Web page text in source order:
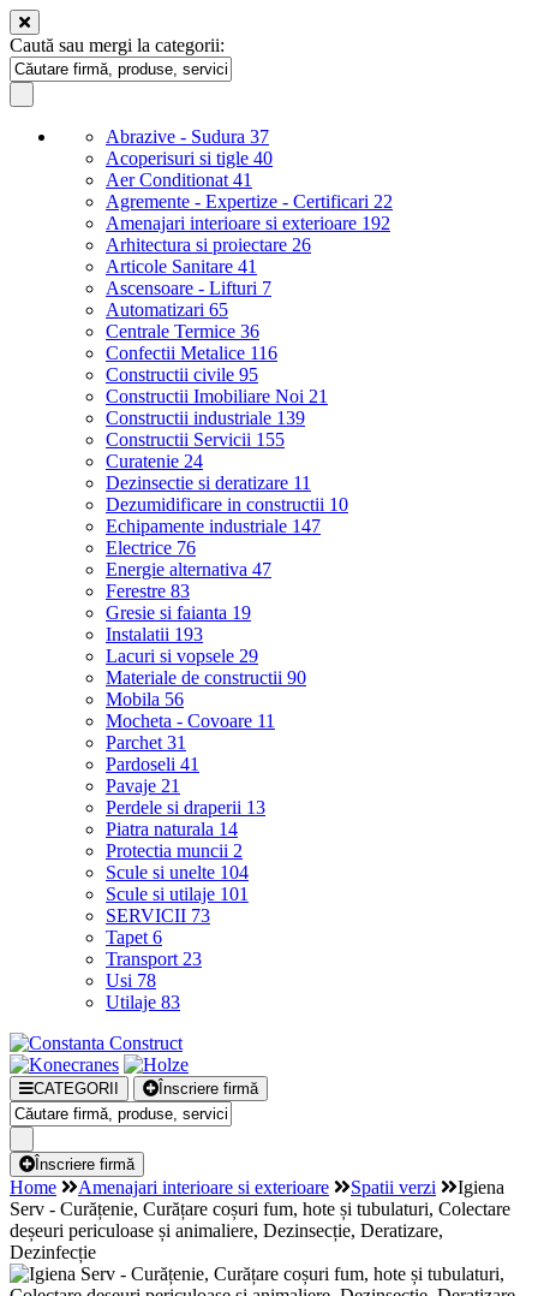
Caută sau mergi la categorii:
Abrazive - Sudura 37
Acoperisuri si tigle 40
Aer Conditionat 41
Agremente - Expertize - Certificari 22
Amenajari interioare si exterioare 192
Arhitectura si proiectare 26
Articole Sanitare 41
Ascensoare - Lifturi 7
Automatizari 65
Centrale Termice 36
Confectii Metalice 116
Constructii civile 95
Constructii Imobiliare Noi 21
Constructii industriale 139
Constructii Servicii 155
Curatenie 24
Dezinsectie si deratizare 11
Dezumidificare in constructii 10
Echipamente industriale 147
Electrice 76
Energie alternativa 47
Ferestre 83
Gresie si faianta 19
Instalatii 193
Lacuri si vopsele 29
Materiale de constructii 90
Mobila 56
Mocheta - Covoare 11
Parchet 31
Pardoseli 41
Pavaje 21
Perdele si draperii 13
Piatra naturala 14
Protectia muncii 2
Scule si unelte 104
Scule si utilaje 101
SERVICII 73
Tapet 6
Transport 23
Usi 78
Utilaje 83
CATEGORII Înscriere firmă
Înscriere firmă
Home Amenajari interioare si exterioare Spatii verzi
Igiena
Serv - Curățenie, Curățare coșuri fum, hote și tubulaturi, Colectare
deșeuri periculoase și animaliere, Dezinsecție, Deratizare,
Dezinfecție